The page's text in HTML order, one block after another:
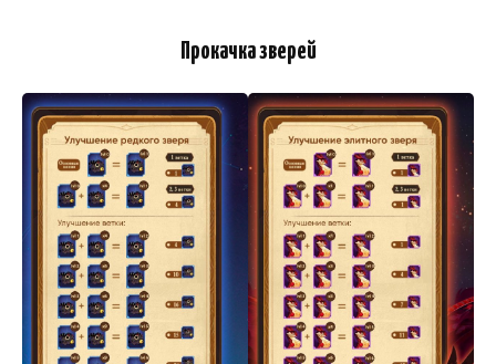
Прокачка зверей